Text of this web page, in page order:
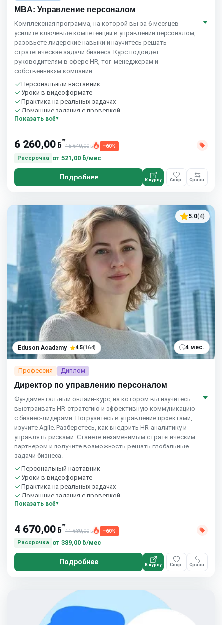
MBA: Управление персоналом
Комплексная программа, на которой вы за 6 месяцев
усилите ключевые компетенции в управлении персоналом,
разовьете лидерские навыки и научитесь решать
стратегические задачи бизнеса. Курс подойдет
руководителям в сфере HR, топ-менеджерам и
собственникам компаний.
Персональный наставник
Уроки в видеоформате
Практика на реальных задачах
Домашние задания с проверкой
Бесплатный пробный урок
Показать всё
6 260,00 ƃ*
15 640,00ƃ
−60%
Рассрочка
от 521,00 ƃ/мес
Подробнее К курсу Сохр. Сравн.
5.0(4)
Eduson Academy 4.5(164) 4 мес.
Профессия Диплом
Директор по управлению персоналом
Фундаментальный онлайн-курс, на котором вы научитесь
выстраивать HR-стратегию и эффективную коммуникацию
с бизнес-лидерами. Погрузитесь в управление проектами,
изучите Agile. Разберетесь, как внедрить HR-аналитику и
управлять рисками. Станете незаменимым стратегическим
партнером и получите возможность решать глобальные
задачи бизнеса.
Персональный наставник
Уроки в видеоформате
Практика на реальных задачах
Домашние задания с проверкой
Бесплатный пробный урок
Показать всё
4 670,00 ƃ*
11 680,00ƃ
−60%
Рассрочка
от 389,00 ƃ/мес
Подробнее К курсу Сохр. Сравн.